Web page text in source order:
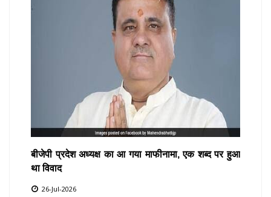
बीजेपी प्रदेश अध्यक्ष का आ गया माफीनामा, एक शब्द पर हुआ
था विवाद
26-Jul-2026